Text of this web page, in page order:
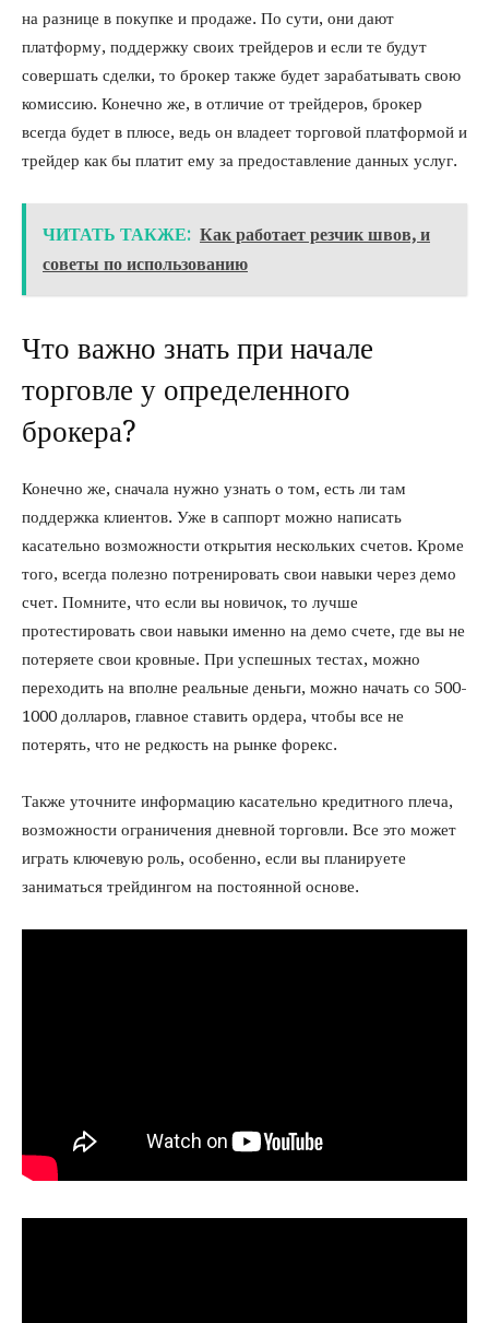
на разнице в покупке и продаже. По сути, они дают
платформу, поддержку своих трейдеров и если те будут
совершать сделки, то брокер также будет зарабатывать свою
комиссию. Конечно же, в отличие от трейдеров, брокер
всегда будет в плюсе, ведь он владеет торговой платформой и
трейдер как бы платит ему за предоставление данных услуг.
ЧИТАТЬ ТАКЖЕ: Как работает резчик швов, и
советы по использованию
Что важно знать при начале
торговле у определенного
брокера?
Конечно же, сначала нужно узнать о том, есть ли там
поддержка клиентов. Уже в саппорт можно написать
касательно возможности открытия нескольких счетов. Кроме
того, всегда полезно потренировать свои навыки через демо
счет. Помните, что если вы новичок, то лучше
протестировать свои навыки именно на демо счете, где вы не
потеряете свои кровные. При успешных тестах, можно
переходить на вполне реальные деньги, можно начать со 500-
1000 долларов, главное ставить ордера, чтобы все не
потерять, что не редкость на рынке форекс.
Также уточните информацию касательно кредитного плеча,
возможности ограничения дневной торговли. Все это может
играть ключевую роль, особенно, если вы планируете
заниматься трейдингом на постоянной основе.